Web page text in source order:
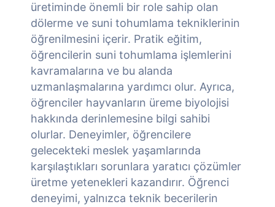
üretiminde önemli bir role sahip olan
dölerme ve suni tohumlama tekniklerinin
öğrenilmesini içerir. Pratik eğitim,
öğrencilerin suni tohumlama işlemlerini
kavramalarına ve bu alanda
uzmanlaşmalarına yardımcı olur. Ayrıca,
öğrenciler hayvanların üreme biyolojisi
hakkında derinlemesine bilgi sahibi
olurlar. Deneyimler, öğrencilere
gelecekteki meslek yaşamlarında
karşılaştıkları sorunlara yaratıcı çözümler
üretme yetenekleri kazandırır. Öğrenci
deneyimi, yalnızca teknik becerilerin